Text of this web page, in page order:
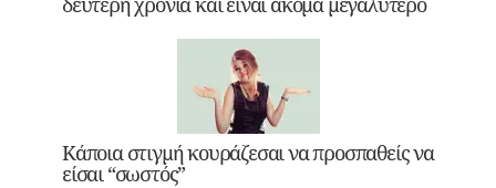
Κάποια στιγμή κουράζεσαι να προσπαθείς να
είσαι “σωστός”